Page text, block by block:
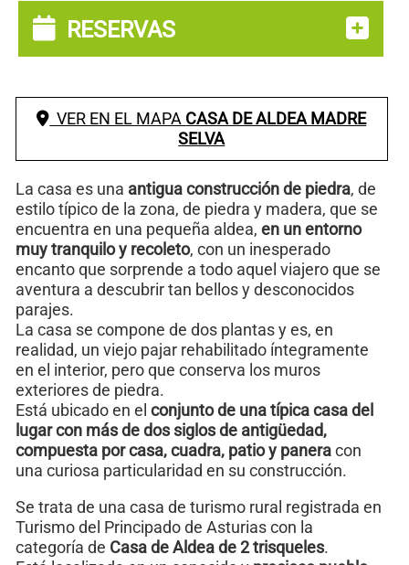
RESERVAS
VER EN EL MAPA CASA DE ALDEA MADRE
SELVA
La casa es una antigua construcción de piedra, de
estilo típico de la zona, de piedra y madera, que se
encuentra en una pequeña aldea, en un entorno
muy tranquilo y recoleto, con un inesperado
encanto que sorprende a todo aquel viajero que se
aventura a descubrir tan bellos y desconocidos
parajes.
La casa se compone de dos plantas y es, en
realidad, un viejo pajar rehabilitado íntegramente
en el interior, pero que conserva los muros
exteriores de piedra.
Está ubicado en el conjunto de una típica casa del
lugar con más de dos siglos de antigüedad,
compuesta por casa, cuadra, patio y paneracon
una curiosa particularidad en su construcción.
Se trata de una casa de turismo rural registrada en
Turismo del Principado de Asturias con la
categoría de Casa de Aldea de 2 trisqueles.